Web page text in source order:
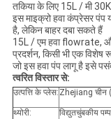
तकिया के लिए 15L / मी
इस माइक्रो हवा कंप्रेसर
है, लेकिन बाहर दबा सकते हैं
15L / एम हवा flowrate,
प्रदर्शन, किसी भी एक विशेष
जो इस हवा पंप लागू है इसे
त्वरित विस्तार से:
उत्पत्ति के प्लेस: Zhejiang चीन
थ्योरी: विद्युतचुंबकीय पम्प